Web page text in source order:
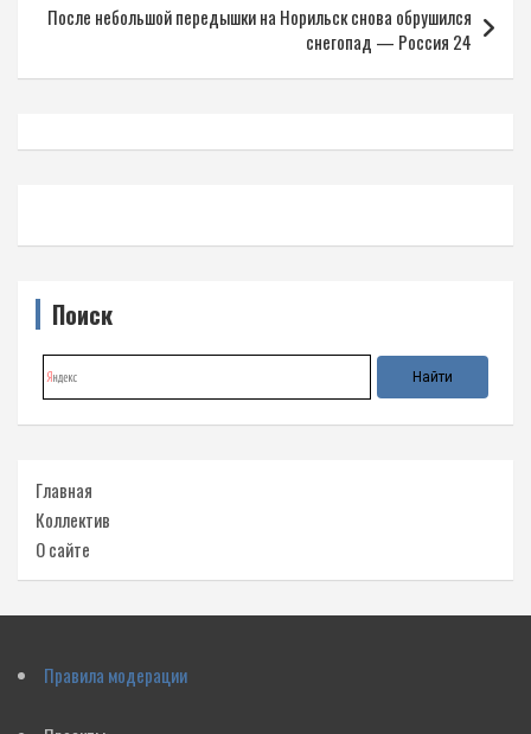
После небольшой передышки на Норильск снова обрушился
снегопад — Россия 24
Поиск
Главная
Коллектив
О сайте
Правила модерации